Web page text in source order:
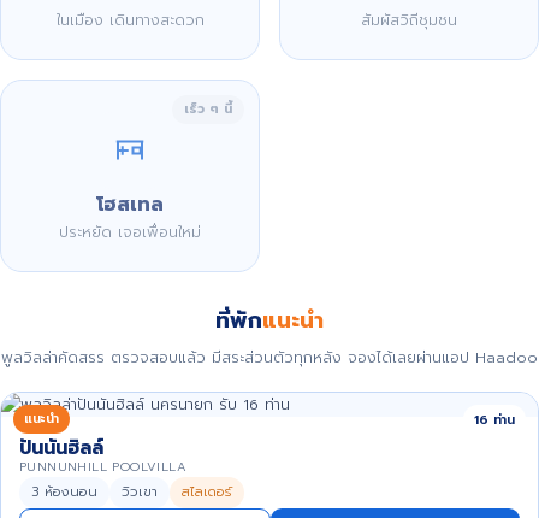
ในเมือง เดินทางสะดวก สัมผัสวิถีชุมชน
เร็ว ๆ นี้
โฮสเทล
ประหยัด เจอเพื่อนใหม่
ที่พักแนะนำ
พูลวิลล่าคัดสรร ตรวจสอบแล้ว มีสระส่วนตัวทุกหลัง จองได้เลยผ่านแอป Haadoo
แนะนำ 16 ท่าน
ปันนันฮิลล์
PUNNUNHILL POOLVILLA
3 ห้องนอน วิวเขา สไลเดอร์